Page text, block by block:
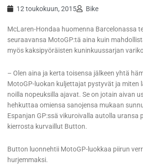
12 toukokuun, 2015 Bike
McLaren-Hondaa huomenna Barcelonassa
seuraavansa MotoGP:tä aina kuin
myös kaksipyöräisten kuninkuussarjan
– Olen aina ja kerta toisensa jälkeen yhtä
MotoGP-luokan kuljettajat pystyvät ja miten
noilla nopeuksilla ajavat. Se on jotain aivan
hehkuttaa omiensa sanojensa mukaan
Espanjan GP:ssä vikuroivalla autolla uransa
kierrosta kurvaillut Button.
Button luonnehtii MotoGP-luokkaa piirun
hurjemmaksi.